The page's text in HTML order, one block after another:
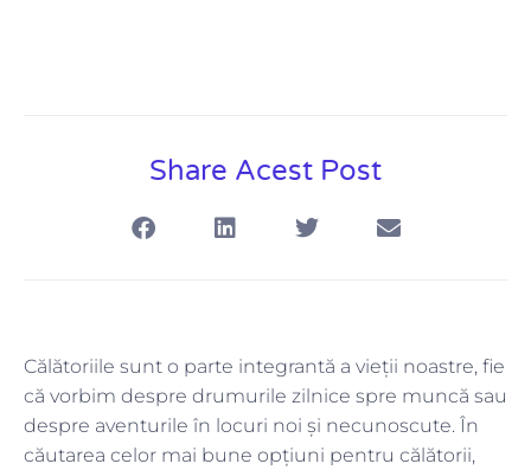
Share Acest Post
Călătoriile sunt o parte integrantă a vieții noastre, fie
că vorbim despre drumurile zilnice spre muncă sau
despre aventurile în locuri noi și necunoscute. În
căutarea celor mai bune opțiuni pentru călătorii,